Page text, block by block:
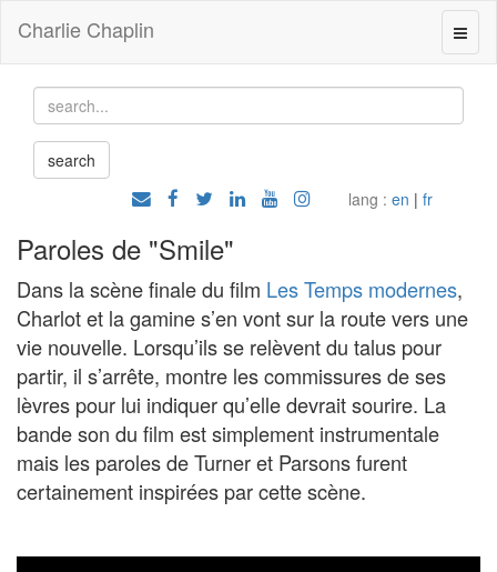
Charlie Chaplin
lang : en | fr
Paroles de "Smile"
Dans la scène finale du film Les Temps modernes,
Charlot et la gamine s’en vont sur la route vers une
vie nouvelle. Lorsqu’ils se relèvent du talus pour
partir, il s’arrête, montre les commissures de ses
lèvres pour lui indiquer qu’elle devrait sourire. La
bande son du film est simplement instrumentale
mais les paroles de Turner et Parsons furent
certainement inspirées par cette scène.